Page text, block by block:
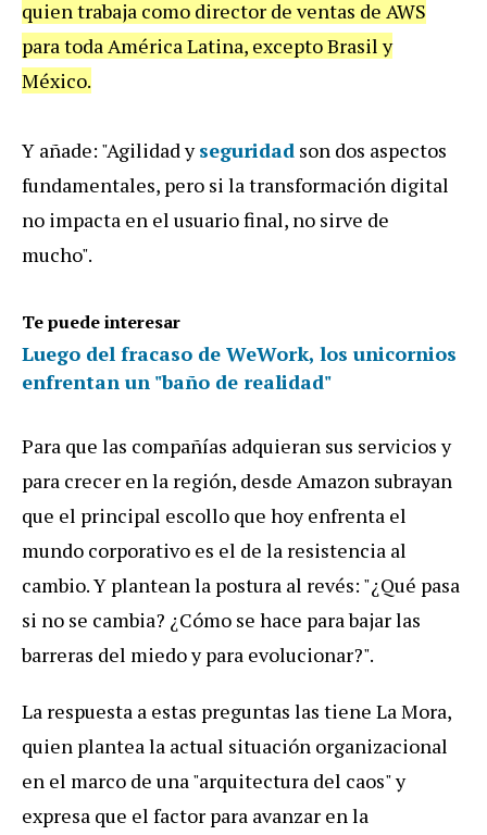
quien trabaja como director de ventas de AWS
para toda América Latina, excepto Brasil y
México.
Y añade: "Agilidad yseguridad son dos aspectos
fundamentales, pero si la transformación digital
no impacta en el usuario final, no sirve de
mucho".
Te puede interesar
Luego del fracaso de WeWork, los unicornios
enfrentan un "baño de realidad"
Para que las compañías adquieran sus servicios y
para crecer en la región, desde Amazon subrayan
que el principal escollo que hoy enfrenta el
mundo corporativo es el de la resistencia al
cambio. Y plantean la postura al revés: "¿Qué pasa
si no se cambia? ¿Cómo se hace para bajar las
barreras del miedo y para evolucionar?".
La respuesta a estas preguntas las tiene La Mora,
quien plantea la actual situación organizacional
en el marco de una "arquitectura del caos" y
expresa que el factor para avanzar en la